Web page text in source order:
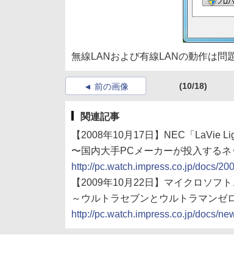
無線LANおよび有線LANの動作は問
前の画像 (10/18)
関連記事
【2008年10月17日】NEC「LaVie
〜国内大手PCメーカーが投入する
http://pc.watch.impress.co.jp/docs/
【2009年10月22日】マイクロソフ
～ウルトラセブンとウルトラマンゼ
http://pc.watch.impress.co.jp/docs/